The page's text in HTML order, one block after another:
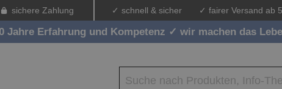
sichere Zahlung ✓ schnell & sicher ✓ fairer Versand ab
Jahre Erfahrung und Kompetenz ✓ wir machen das